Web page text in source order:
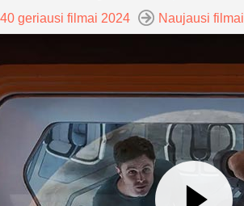
40 geriausi filmai 2024 Naujausi filmai